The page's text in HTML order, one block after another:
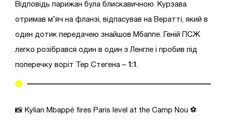
Відповідь парижан була блискавичною. Курзава
отримав м’яч на фланзі, відпасував на Вератті, який в
один дотик передачею знайшов Мбаппе. Геній ПСЖ
легко розібрався один в один з Ленгле і пробив під
поперечку воріт Тер Стегена – 1:1
📸 Kylian Mbappé fires Paris level at the Camp Nou ⚽️